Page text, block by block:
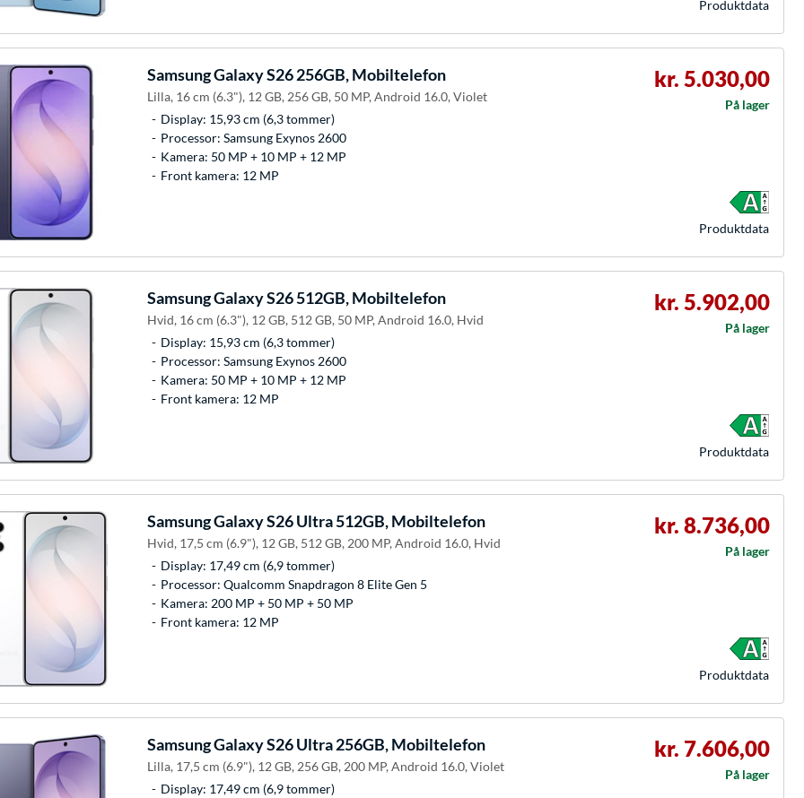
Produkt­data
SamsungGalaxy S26 256GB, Mobiltelefon
Lilla, 16 cm (6.3"), 12 GB, 256 GB, 50 MP, Android 16.0, Violet
Display: 15,93 cm (6,3 tommer)
Processor: Samsung Exynos 2600
Kamera: 50 MP + 10 MP + 12 MP
Front kamera: 12 MP
kr. 5.030,00
På lager
Produkt­data
SamsungGalaxy S26 512GB, Mobiltelefon
Hvid, 16 cm (6.3"), 12 GB, 512 GB, 50 MP, Android 16.0, Hvid
Display: 15,93 cm (6,3 tommer)
Processor: Samsung Exynos 2600
Kamera: 50 MP + 10 MP + 12 MP
Front kamera: 12 MP
kr. 5.902,00
På lager
Produkt­data
SamsungGalaxy S26 Ultra 512GB, Mobiltelefon
Hvid, 17,5 cm (6.9"), 12 GB, 512 GB, 200 MP, Android 16.0, Hvid
Display: 17,49 cm (6,9 tommer)
Processor: Qualcomm Snapdragon 8 Elite Gen 5
Kamera: 200 MP + 50 MP + 50 MP
Front kamera: 12 MP
kr. 8.736,00
På lager
Produkt­data
SamsungGalaxy S26 Ultra 256GB, Mobiltelefon
Lilla, 17,5 cm (6.9"), 12 GB, 256 GB, 200 MP, Android 16.0, Violet
Display: 17,49 cm (6,9 tommer)
kr. 7.606,00
På lager